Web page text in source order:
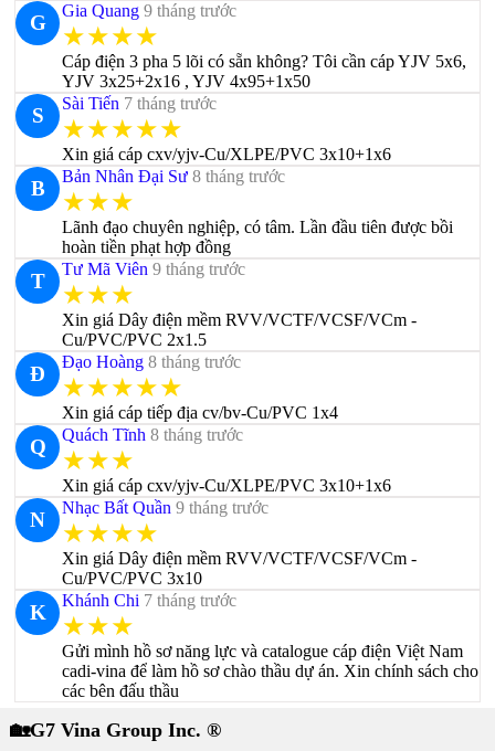
G
Gia Quang 9 tháng trước
★★★★
Cáp điện 3 pha 5 lõi có sẵn không? Tôi cần cáp YJV 5x6,
YJV 3x25+2x16 , YJV 4x95+1x50
S
Sài Tiến 7 tháng trước
★★★★★
Xin giá cáp cxv/yjv-Cu/XLPE/PVC 3x10+1x6
B
Bản Nhân Đại Sư 8 tháng trước
★★★
Lãnh đạo chuyên nghiệp, có tâm. Lần đầu tiên được bồi
hoàn tiền phạt hợp đồng
T
Tư Mã Viên 9 tháng trước
★★★
Xin giá Dây điện mềm RVV/VCTF/VCSF/VCm -
Cu/PVC/PVC 2x1.5
Đ
Đạo Hoàng 8 tháng trước
★★★★★
Xin giá cáp tiếp địa cv/bv-Cu/PVC 1x4
Q
Quách Tĩnh 8 tháng trước
★★★
Xin giá cáp cxv/yjv-Cu/XLPE/PVC 3x10+1x6
N
Nhạc Bất Quần 9 tháng trước
★★★★
Xin giá Dây điện mềm RVV/VCTF/VCSF/VCm -
Cu/PVC/PVC 3x10
K
Khánh Chi 7 tháng trước
★★★
Gửi mình hồ sơ năng lực và catalogue cáp điện Việt Nam
cadi-vina để làm hồ sơ chào thầu dự án. Xin chính sách cho
các bên đấu thầu
🏡G7 Vina Group Inc. ®